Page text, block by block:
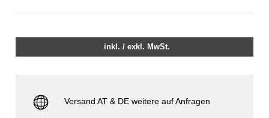
inkl. / exkl. MwSt.
Versand AT & DE weitere auf Anfragen